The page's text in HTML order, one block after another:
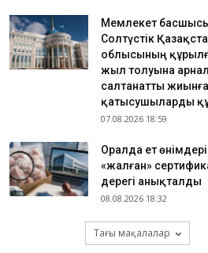
Мемлекет
Солтүстік
облысының
жыл толуына
салтанатты жиынға
қатысушыларды
07.08.2026 18:59
Оралда ет
«жалған»
дерегі анықталды
08.08.2026 18:32
Тағы мақалалар